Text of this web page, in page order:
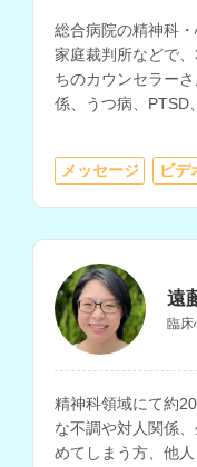
総合病院の精神科
家庭裁判所などで
ちのカウンセラー
係、うつ病、PTSD
メッセージ ビデ
遠
臨
精神科領域にて約
な不調や対人関係
めてしまう方、他